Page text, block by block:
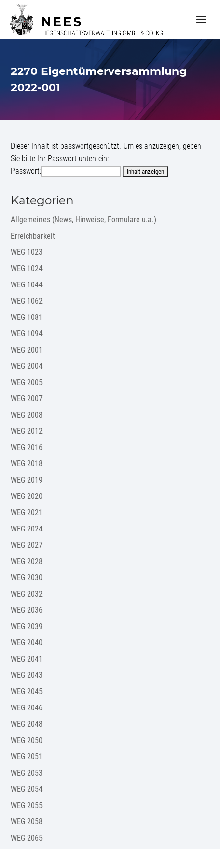
t
2270 Eigentümerversammlung
2022-001
Kategorien
Allgemeines (News, Hinweise, Formulare u.a.)
Erreichbarkeit
WEG 1023
WEG 1024
WEG 1044
WEG 1062
WEG 1081
WEG 1094
WEG 2001
WEG 2004
WEG 2005
WEG 2007
WEG 2008
WEG 2012
WEG 2016
WEG 2018
WEG 2019
WEG 2020
WEG 2021
WEG 2024
WEG 2027
WEG 2028
WEG 2030
WEG 2032
WEG 2036
WEG 2039
WEG 2040
WEG 2041
WEG 2043
WEG 2045
WEG 2046
WEG 2048
WEG 2050
WEG 2051
WEG 2053
WEG 2054
WEG 2055
WEG 2058
WEG 2065
Dieser Inhalt ist passwortgeschützt. Um es anzuzeigen, geben
Sie bitte Ihr Passwort unten ein:
Passwort: